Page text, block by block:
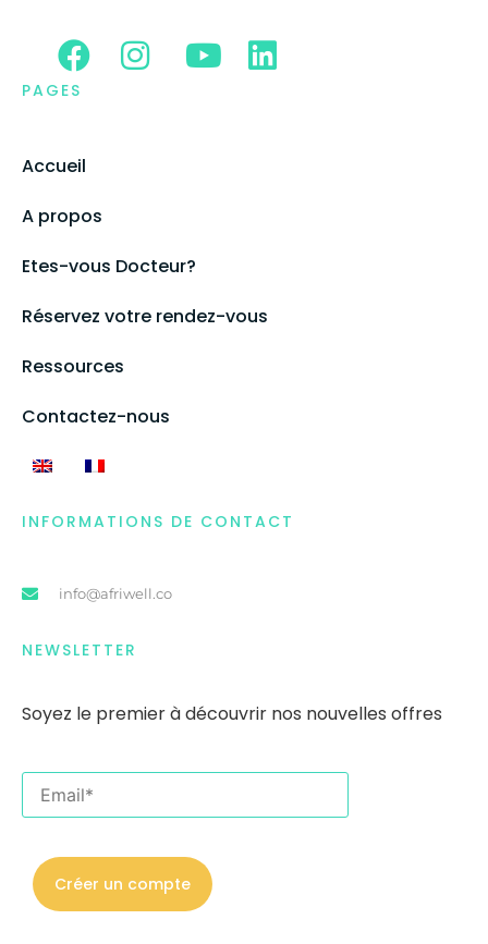
PAGES
Accueil
A propos
Etes-vous Docteur?
Réservez votre rendez-vous
Ressources
Contactez-nous
INFORMATIONS DE CONTACT
info@afriwell.co
NEWSLETTER
Soyez le premieràdécouvrir nos nouvelles offres